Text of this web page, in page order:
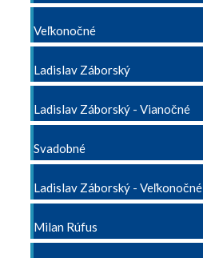
Veľkonočné
Ladislav Záborský
Ladislav Záborský - Vianočné
Svadobné
Ladislav Záborský - Veľkonočné
Milan Rúfus